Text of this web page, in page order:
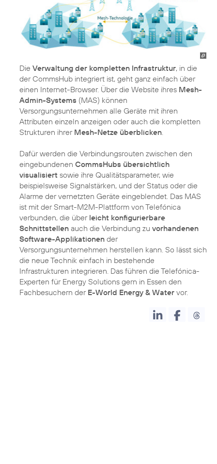
Die Verwaltung der kompletten Infrastruktur, in die
der CommsHub integriert ist, geht ganz einfach über
einen Internet-Browser. Über die Website ihres Mesh-
Admin-Systems (MAS) können
Versorgungsunternehmen alle Geräte mit ihren
Attributen einzeln anzeigen oder auch die kompletten
Strukturen ihrer Mesh-Netze überblicken.
Dafür werden die Verbindungsrouten zwischen den
eingebundenen CommsHubs übersichtlich
visualisiert sowie ihre Qualitätsparameter, wie
beispielsweise Signalstärken, und der Status oder die
Alarme der vernetzten Geräte eingeblendet. Das MAS
ist mit der Smart-M2M-Plattform von Telefónica
verbunden, die über leicht konfigurierbare
Schnittstellen auch die Verbindung zu vorhandenen
Software-Applikationen der
Versorgungsunternehmen herstellen kann. So lässt sich
die neue Technik einfach in bestehende
Infrastrukturen integrieren. Das führen die Telefónica-
Experten für Energy Solutions gern in Essen den
Fachbesuchern der E-World Energy & Water vor.